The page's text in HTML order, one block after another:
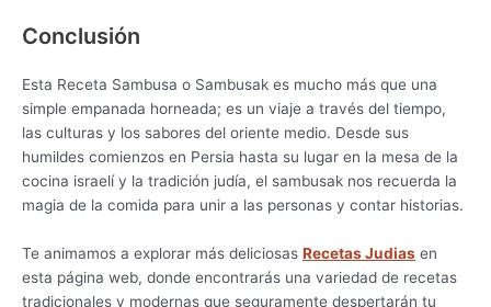
Conclusión
Esta Receta Sambusa o Sambusak es mucho más que una
simple empanada horneada; es un viaje a través del tiempo,
las culturas y los sabores del oriente medio. Desde sus
humildes comienzos en Persia hasta su lugar en la mesa de la
cocina israelí y la tradición judía, el sambusak nos recuerda la
magia de la comida para unir a las personas y contar historias.
Te animamos a explorar más deliciosas Recetas Judias en
esta página web, donde encontrarás una variedad de recetas
tradicionales y modernas que seguramente despertarán tu